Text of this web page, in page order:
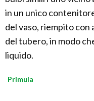
in un unico
del vaso, riempito con
del tubero, in modo
liquido.
Primula